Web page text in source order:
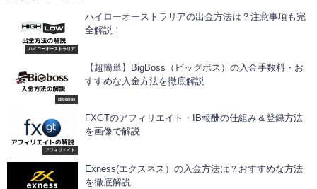
ハイローオーストラリア
ハイローオーストラリアの出金方法は？注意事項も完
全解説！
BigBoss
【超簡単】BigBoss（ビッグボス）の入金手数料・お
すすめな入金方法を徹底解説
アフィリエイト
FXGTのアフィリエイト・IB報酬の仕組み＆登録方法
を画像で解説
Exness(エクスネス）の入金方法は？おすすめな方法
を徹底解説